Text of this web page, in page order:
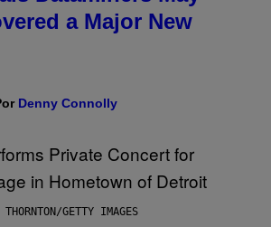
a Major New
Denny Connolly
GETTY IMAGES